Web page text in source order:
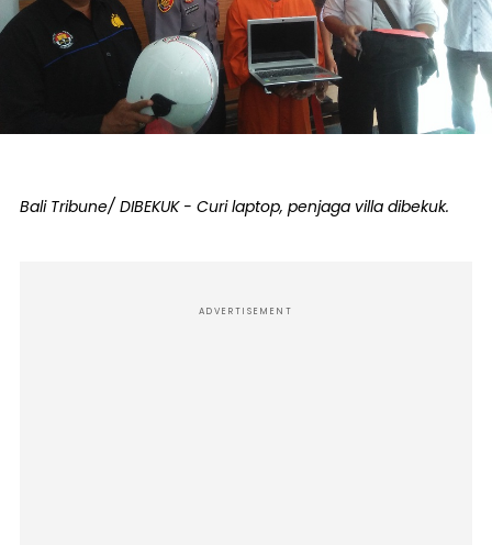
Bali Tribune/ DIBEKUK - Curi laptop, penjaga villa dibekuk.
ADVERTISEMENT